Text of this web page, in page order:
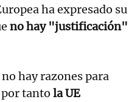
ha expresado su
no hay "justificación"
hay razones para
tanto la UE